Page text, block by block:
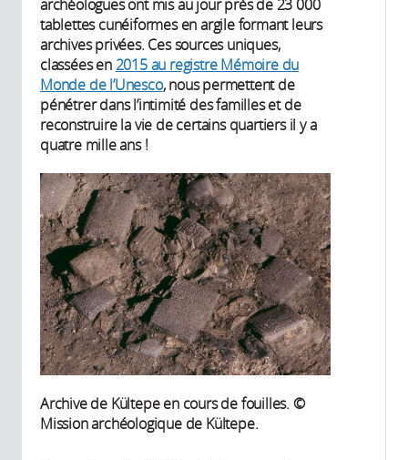
archéologues ont mis au jour près de 23 000
tablettes cunéiformes en argile formant leurs
archives privées. Ces sources uniques,
classées en2015 au registre Mémoire du
Monde de l’Unesco, nous permettent de
pénétrer dans l’intimité des familles et de
reconstruire la vie de certains quartiers il y a
quatre mille ans !
Archive de Kültepe en cours de fouilles. ©
Mission archéologique de Kültepe.